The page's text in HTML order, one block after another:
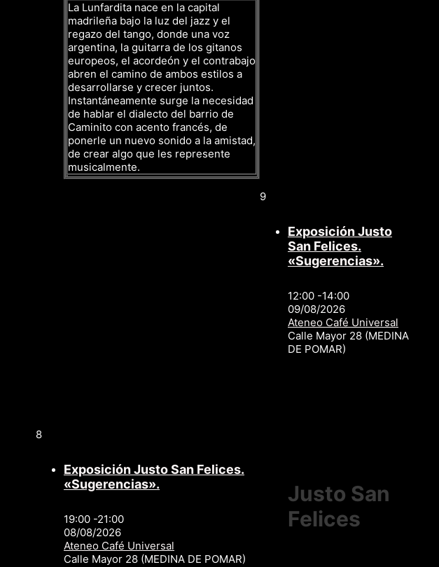
La Lunfardita nace en la capital
madrileña bajo la luz del jazz y el
regazo del tango, donde una voz
argentina, la guitarra de los gitanos
europeos, el acordeón y el contrabajo
abren el camino de ambos estilos a
desarrollarse y crecer juntos.
Instantáneamente surge la necesidad
de hablar el dialecto del barrio de
Caminito con acento francés, de
ponerle un nuevo sonido a la amistad,
de crear algo que les represente
musicalmente.
8
Exposición Justo San Felices.
«Sugerencias».
19:00 -21:00
08/08/2026
Ateneo Café Universal
Calle Mayor 28 (MEDINA DE POMAR)
9
Exposición Justo
San Felices.
«Sugerencias».
12:00 -14:00
09/08/2026
Ateneo Café Universal
Calle Mayor 28 (MEDINA
DE POMAR)
Justo San
Felices